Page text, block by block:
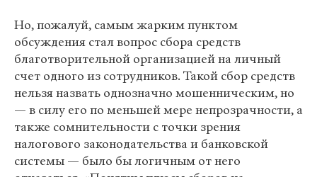
Но, пожалуй, самым жарким пунктом
обсуждения стал вопрос сбора средств
благотворительной организацией на личный
счет одного из сотрудников. Такой сбор средств
нельзя назвать однозначно мошенническим, но
— в силу его по меньшей мере непрозрачности, а
также сомнительности с точки зрения
налогового законодательства и банковской
системы — было бы логичным от него